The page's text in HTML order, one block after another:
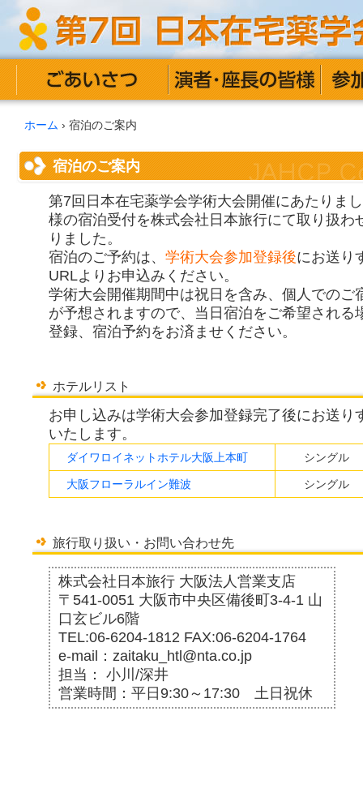
ホーム › 宿泊のご案内
宿泊のご案内
第7回日本在宅薬学会学術大会開催にあたりま
様の宿泊受付を株式会社日本旅行にて取り扱わ
りました。
宿泊のご予約は、 学術大会参加登録後にお送り
URLよりお申込みください。
学術大会開催期間中は祝日を含み、個人でのご
が予想されますので、当日宿泊をご希望される
登録、宿泊予約をお済ませください。
ホテルリスト
お申し込みは学術大会参加登録完了後にお送り
いたします。
ダイワロイネットホテル大阪上本町 シングル
大阪フローラルイン難波 シングル
旅行取り扱い・お問い合わせ先
株式会社日本旅行 大阪法人営業支店
〒541-0051 大阪市中央区備後町3-4-1 山
口玄ビル6階
TEL:06-6204-1812 FAX:06-6204-1764
e-mail：zaitaku_htl@nta.co.jp
担当： 小川/深井
営業時間：平日9:30～17:30 土日祝休